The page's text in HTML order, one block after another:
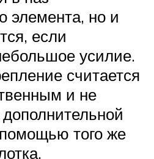
элемента, но и
если
усилие.
считается
и не
того же